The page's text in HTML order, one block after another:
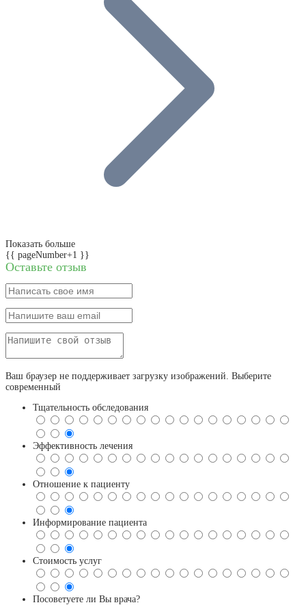
Показать больше
{{ pageNumber+1 }}
Оставьте отзыв
Ваш браузер не поддерживает загрузку изображений. Выберите
современный
Тщательность обследования
Эффективность лечения
Отношение к пациенту
Информирование пациента
Стоимость услуг
Посоветуете ли Вы врача?